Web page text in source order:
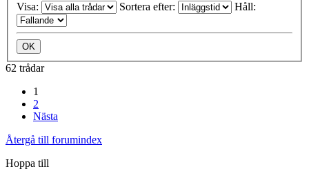
Visa:
Sortera efter: Håll:
62 trådar
1
2
Nästa
Återgå till forumindex
Hoppa till